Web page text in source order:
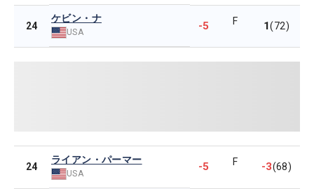
24
ケビン・ナ
USA -5 F 1(72)
24
ライアン・パーマー
USA
-5 F -3(68)